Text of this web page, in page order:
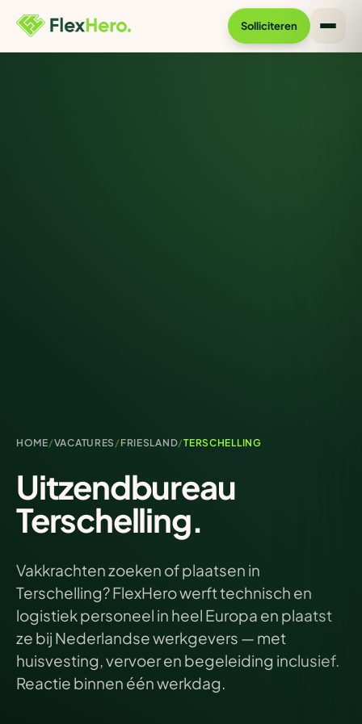
Solliciteren
HOME/VACATURES / FRIESLAND/TERSCHELLING
Uitzendbureau
Terschelling.
Vakkrachten zoeken of plaatsen in
Terschelling? FlexHero werft technisch en
logistiek personeel in heel Europa en plaatst
ze bij Nederlandse werkgevers — met
huisvesting, vervoer en begeleiding inclusief.
Reactie binnen één werkdag.